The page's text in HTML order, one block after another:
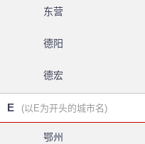
东营
德阳
德宏
E (以E为开头的城市名)
鄂州